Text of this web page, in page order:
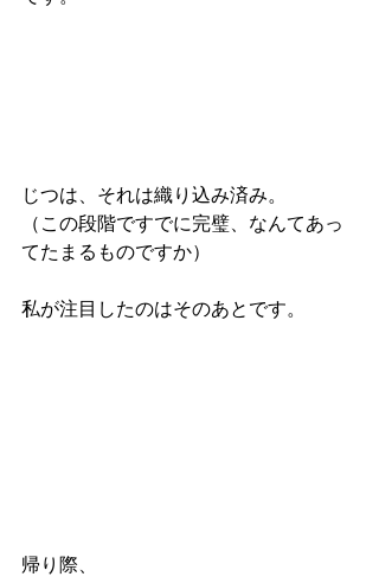
じつは、それは織り込み済み。
（この段階ですでに完璧、なんてあっ
てたまるものですか）
私が注目したのはそのあとです。
帰り際、